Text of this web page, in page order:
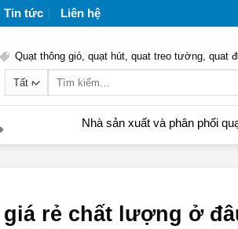
Tin tức Liên hệ
Quạt thông gió, quạt hút, quat treo tường, quat
Tìm
Nhà sản xuất và phân phối quạt công
rẻ chất lượng ở